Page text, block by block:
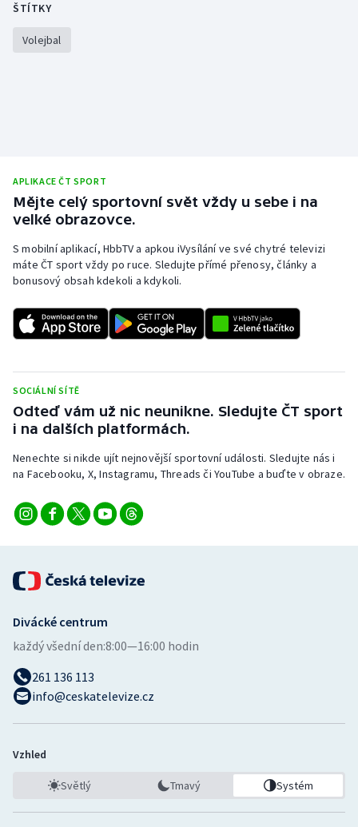
ŠTÍTKY
Volejbal
APLIKACE ČT SPORT
Mějte celý sportovní svět vždy u sebe i na
velké obrazovce.
S mobilní aplikací, HbbTV a apkou iVysílání ve své chytré televizi
máte ČT sport vždy po ruce. Sledujte přímé přenosy, články a
bonusový obsah kdekoli a kdykoli.
SOCIÁLNÍ SÍTĚ
Odteď vám už nic neunikne. Sledujte ČT sport
i na dalších platformách.
Nenechte si nikde ujít nejnovější sportovní události. Sledujte nás i
na Facebooku, X, Instagramu, Threads či YouTube a buďte v obraze.
Divácké centrum
každý všední den:8:00—16:00 hodin
261 136 113
info@ceskatelevize.cz
Vzhled
Světlý Tmavý Systém